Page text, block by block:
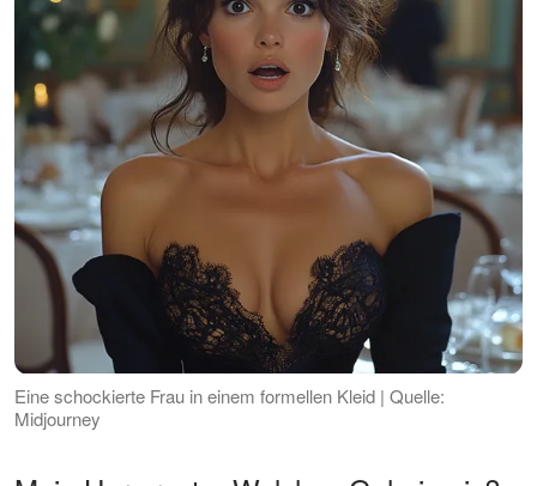
Eine schockierte Frau in einem formellen Kleid | Quelle:
Midjourney